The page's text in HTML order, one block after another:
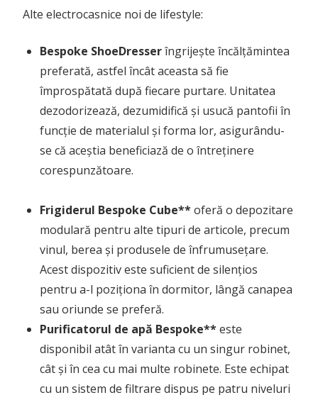
Alte electrocasnice noi de lifestyle:
Bespoke ShoeDresserîngrijește încălțămintea
preferată, astfel încât aceasta să fie
împrospătată după fiecare purtare. Unitatea
dezodorizează, dezumidifică și usucă pantofii în
funcție de materialul și forma lor, asigurându-
se că aceștia beneficiază de o întreținere
corespunzătoare.
Frigiderul Bespoke Cube**oferă o depozitare
modulară pentru alte tipuri de articole, precum
vinul, berea și produsele de înfrumusețare.
Acest dispozitiv este suficient de silențios
pentru a-l poziționa în dormitor, lângă canapea
sau oriunde se preferă.
Purificatorul de apă Bespoke**este
disponibil atât în varianta cu un singur robinet,
cât și în cea cu mai multe robinete. Este echipat
cu un sistem de filtrare dispus pe patru niveluri